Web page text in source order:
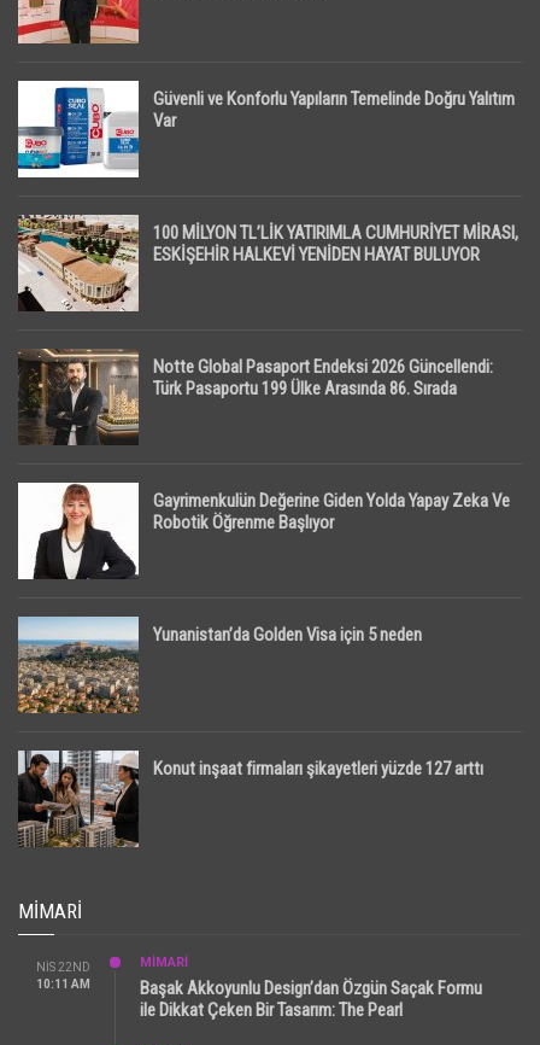
Güvenli ve Konforlu Yapıların Temelinde Doğru Yalıtım
Var
100 MİLYON TL’LİK YATIRIMLA CUMHURİYET MİRASI,
ESKİŞEHİR HALKEVİ YENİDEN HAYAT BULUYOR
Notte Global Pasaport Endeksi 2026 Güncellendi:
Türk Pasaportu 199 Ülke Arasında 86. Sırada
Gayrimenkulün Değerine Giden Yolda Yapay Zeka Ve
Robotik Öğrenme Başlıyor
Yunanistan’da Golden Visa için 5 neden
Konut inşaat firmaları şikayetleri yüzde 127 arttı
MIMARI
NIS 22ND
10:11 AM
MİMARİ
Başak Akkoyunlu Design’dan Özgün Saçak Formu
ile Dikkat Çeken Bir Tasarım: The Pearl